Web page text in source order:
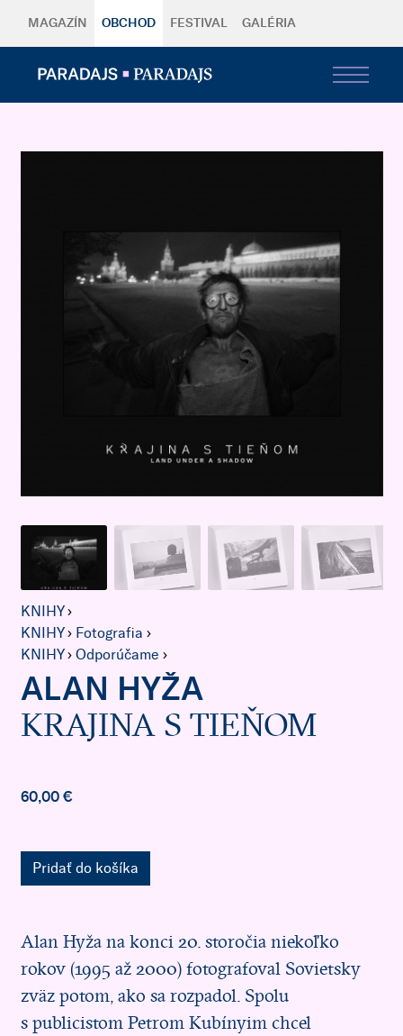
MAGAZÍN OBCHOD FESTIVAL GALÉRIA
KNIHY›
KNIHY› Fotografia ›
KNIHY› Odporúčame ›
ALAN HYŽA
KRAJINA S TIEŇOM
60,00 €
Pridať do košíka
Alan Hyža na konci 20. storočia niekoľko
rokov (1995 až 2000) fotografoval Sovietsky
zväz potom, ako sa rozpadol. Spolu
s publicistom Petrom Kubínyim chcel